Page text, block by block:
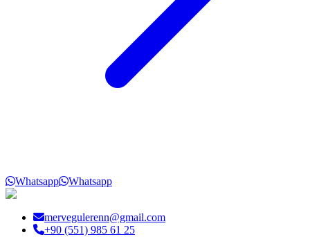
Whatsapp Whatsapp
mervegulerenn@gmail.com
+90 (551) 985 61 25